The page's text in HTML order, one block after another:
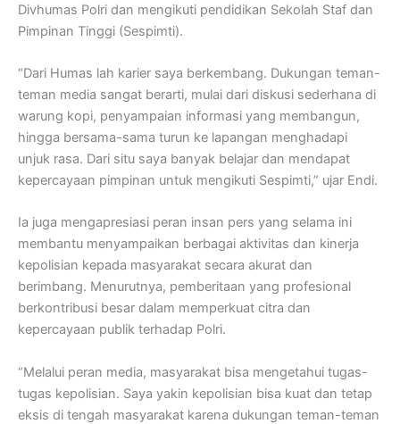
Divhumas Polri dan mengikuti pendidikan Sekolah Staf dan
Pimpinan Tinggi (Sespimti).
“Dari Humas lah karier saya berkembang. Dukungan teman-
teman media sangat berarti, mulai dari diskusi sederhana di
warung kopi, penyampaian informasi yang membangun,
hingga bersama-sama turun ke lapangan menghadapi
unjuk rasa. Dari situ saya banyak belajar dan mendapat
kepercayaan pimpinan untuk mengikuti Sespimti,” ujar Endi.
Ia juga mengapresiasi peran insan pers yang selama ini
membantu menyampaikan berbagai aktivitas dan kinerja
kepolisian kepada masyarakat secara akurat dan
berimbang. Menurutnya, pemberitaan yang profesional
berkontribusi besar dalam memperkuat citra dan
kepercayaan publik terhadap Polri.
“Melalui peran media, masyarakat bisa mengetahui tugas-
tugas kepolisian. Saya yakin kepolisian bisa kuat dan tetap
eksis di tengah masyarakat karena dukungan teman-teman